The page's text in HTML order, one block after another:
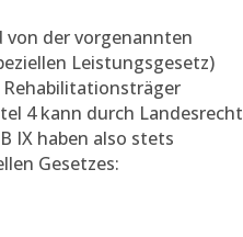
von der vorgenannten
Leistungsgesetz)
Rehabilitationsträger
4 kann durch Landesrecht
IX haben also stets
Gesetzes: